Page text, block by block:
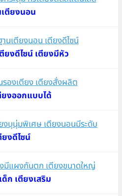
ตียงนอน
ยงดีไซน์ เตียงมีหัว
งออกแบบได้
งดีไซน์
ก เตียงเสริม